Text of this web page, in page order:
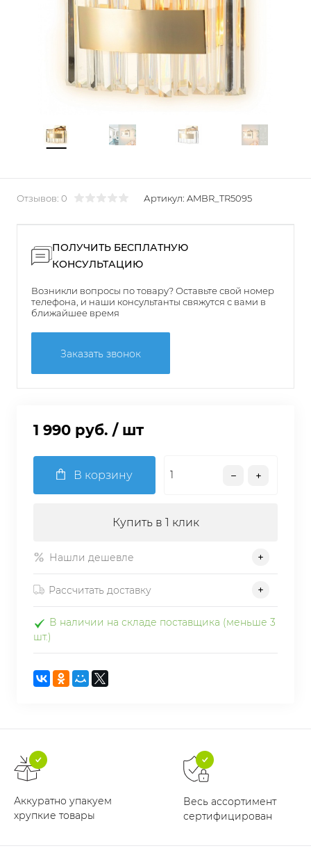
Отзывов: 0 Артикул: AMBR_TR5095
ПОЛУЧИТЬ БЕСПЛАТНУЮ
КОНСУЛЬТАЦИЮ
Возникли вопросы по товару? Оставьте свой номер
телефона, и наши консультанты свяжутся с вами в
ближайшее время
Заказать звонок
1 990 руб. / шт
В корзину
Купить в 1 клик
Нашли дешевле
Рассчитать доставку
В наличии на складе поставщика (меньше 3
шт.)
Аккуратно упакуем
хрупкие товары
Весь ассортимент
сертифицирован